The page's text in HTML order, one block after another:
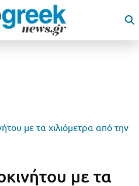
με τα χιλιόμετρα από την
με τα